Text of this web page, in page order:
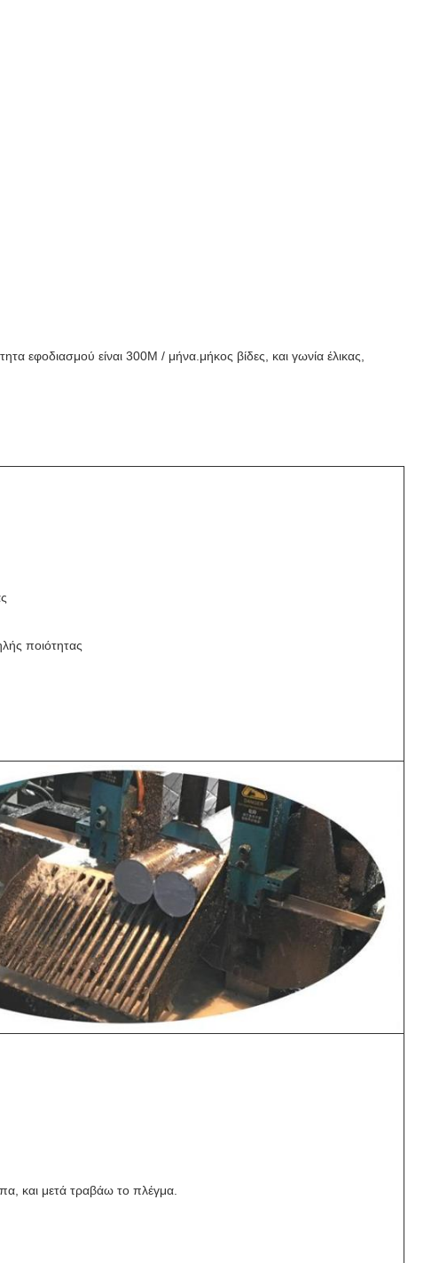
εφοδιασμού είναι 300M / μήνα.μήκος βίδες, και γωνία έλικας,
ποιότητας
και μετά τραβάω το πλέγμα.